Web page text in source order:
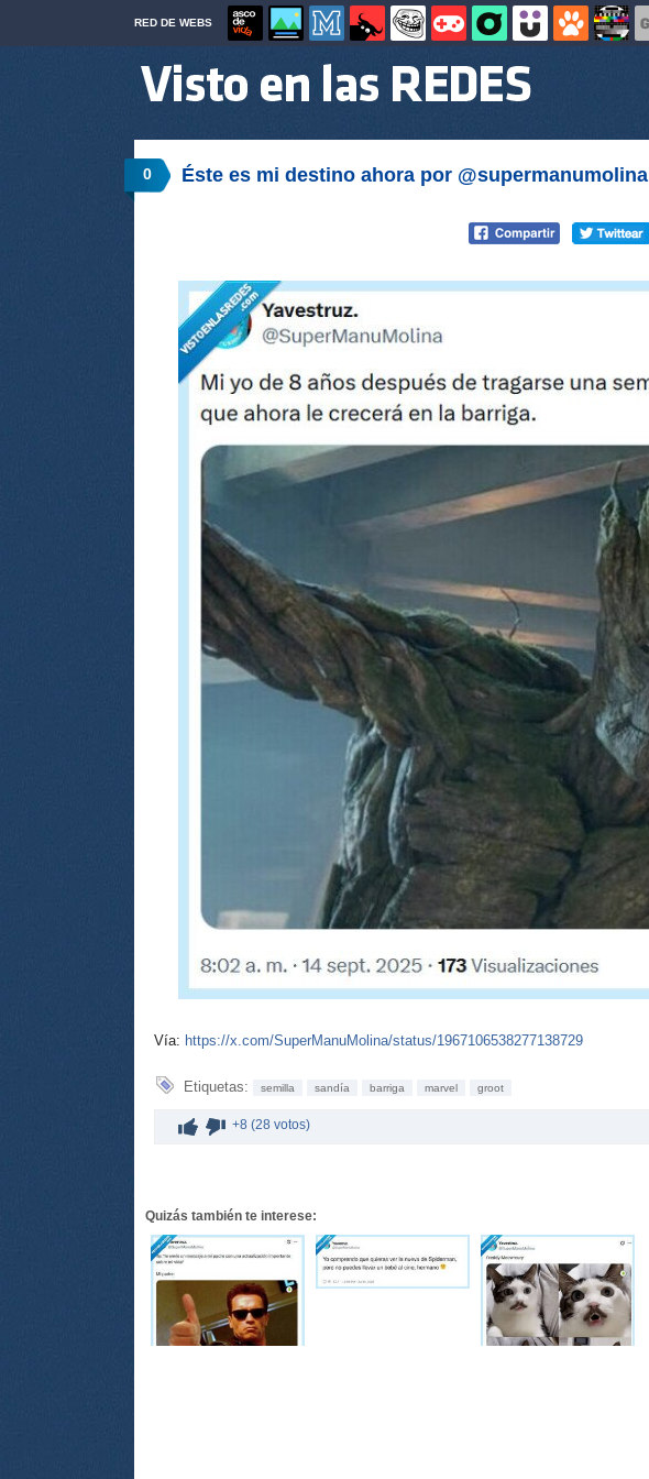
RED DE WEBS
0 Éste es mi destino ahora por @supermanumolina
Vía: https://x.com/SuperManuMolina/status/1967106538277138729
Etiquetas: semilla sandía barriga marvel groot
+8 (28 votos)
Quizás también te interese: